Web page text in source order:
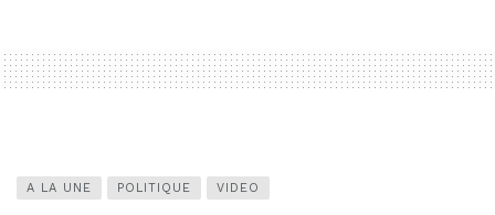
A LA UNE POLITIQUE VIDEO